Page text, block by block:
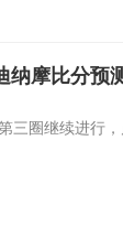
纳摩比分预
三圈继续进行